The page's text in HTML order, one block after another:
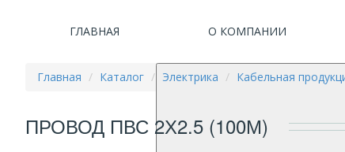
ГЛАВНАЯ О КОМПАНИИ
Главная Каталог Электрика Кабельная
ПРОВОД ПВС 2Х2.5 (100М)